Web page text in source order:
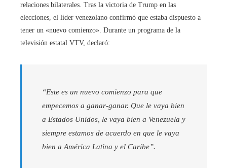
relaciones bilaterales. Tras la victoria de Trump en las
elecciones, el líder venezolano confirmó que estaba dispuesto a
tener un «nuevo comienzo». Durante un programa de la
televisión estatal VTV, declaró:
“Este es un nuevo comienzo para que
empecemos a ganar-ganar. Que le vaya bien
a Estados Unidos, le vaya bien a Venezuela y
siempre estamos de acuerdo en que le vaya
bien a América Latina y el Caribe”.